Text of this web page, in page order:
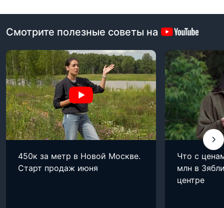
Смотрите полезные советы на
450к за метр в Новой Москве.
Старт продаж июня
Что с
млн в
центре